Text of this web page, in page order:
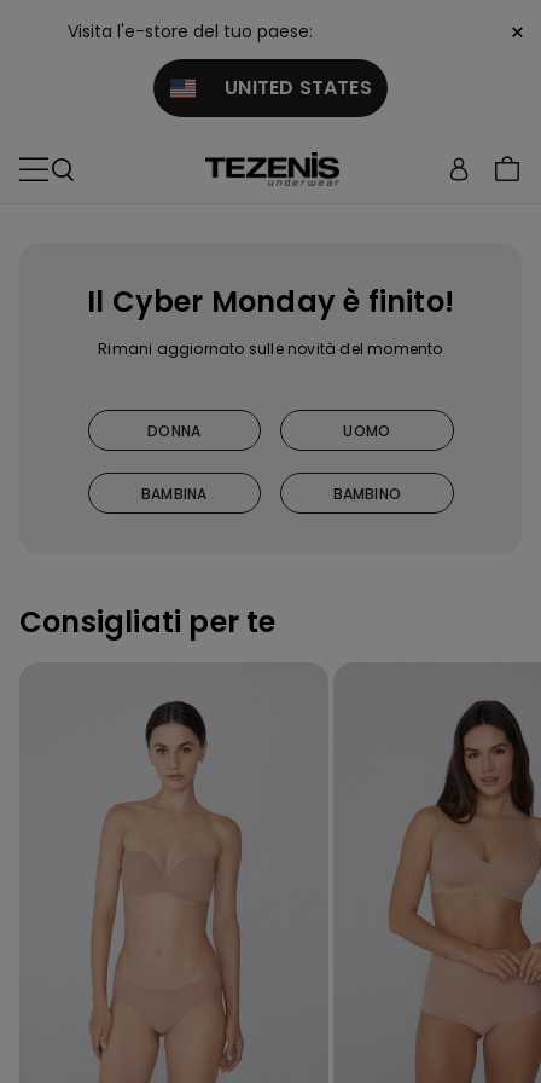
Il Cyber Monday è finito!
Rimani aggiornato sulle novità del momento
DONNA UOMO
BAMBINA BAMBINO
Consigliati per te
Visita l'e-store del tuo paese:
UNITED STATES
×